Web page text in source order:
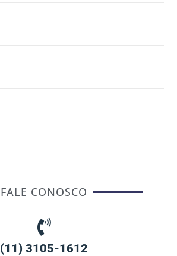
FALE CONOSCO
(11) 3105-1612